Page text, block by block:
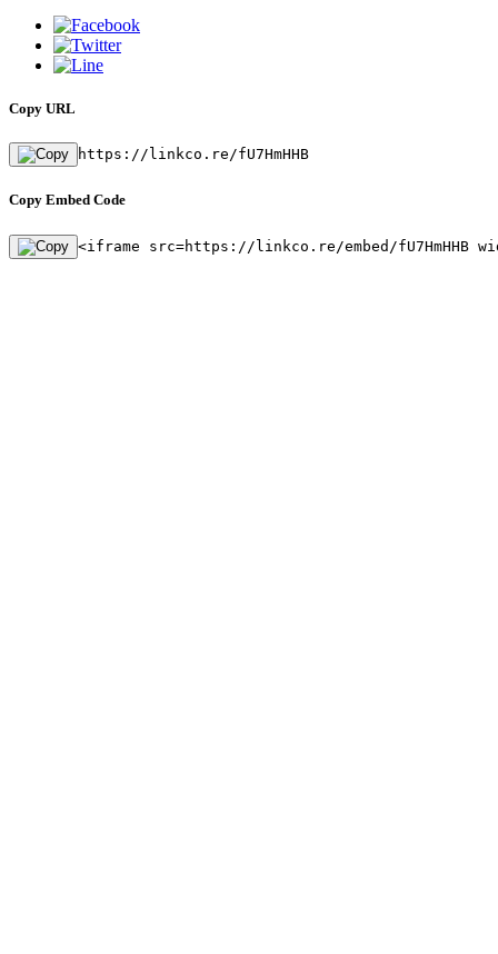
Copy URL
https://linkco.re/fU7HmHHB
Copy Embed Code
<iframe src=https://linkco.re/embed/fU7HmHHB